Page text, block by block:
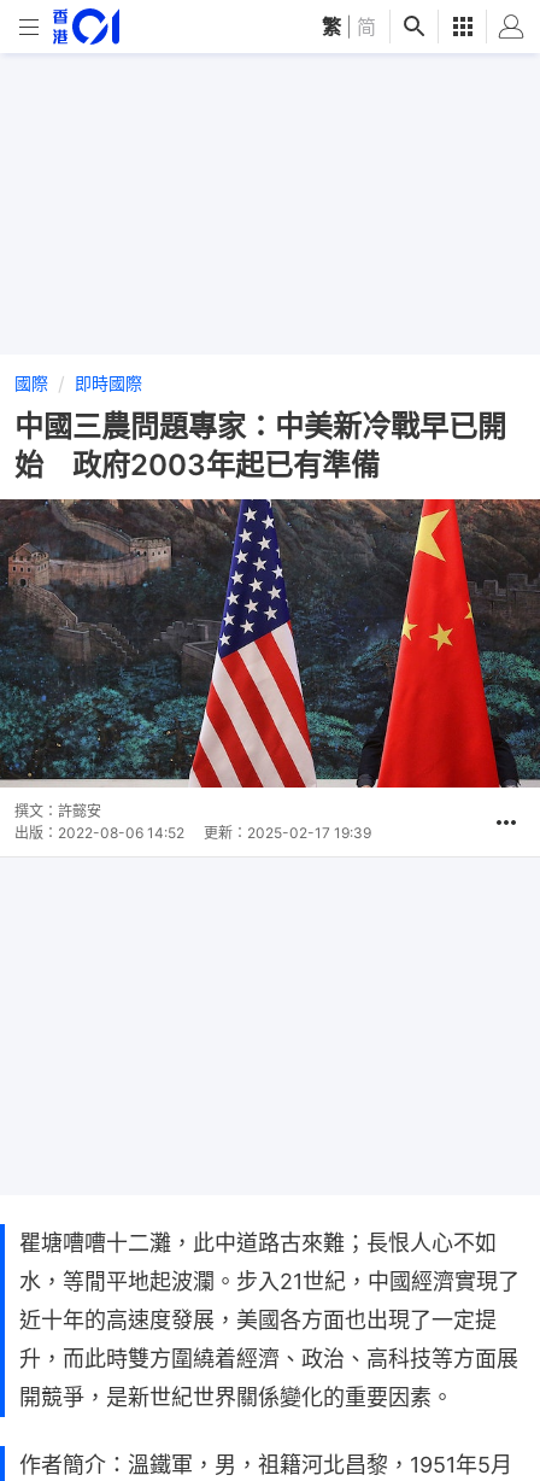
繁 简
國際 即時國際
中國三農問題專家：中美新冷戰早已開
始 政府2003年起已有準備
撰文： 許懿安
出版： 2022-08-06 14:52 更新： 2025-02-17 19:39
瞿塘嘈嘈十二灘，此中道路古來難；長恨人心不如
水，等閒平地起波瀾。步入21世紀，中國經濟實現了
近十年的高速度發展，美國各方面也出現了一定提
升，而此時雙方圍繞着經濟、政治、高科技等方面展
開競爭，是新世紀世界關係變化的重要因素。
作者簡介：溫鐵軍，男，祖籍河北昌黎，1951年5月